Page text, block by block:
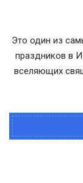
Это один из
праздников в
вселяющих